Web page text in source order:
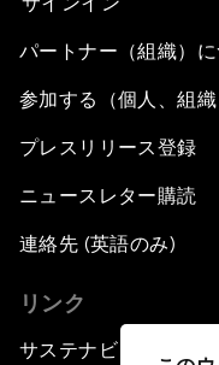
パートナー（組織）
参加する（個人、組織
プレスリリース登録
ニュースレター購読
連絡先 (英語のみ)
リンク
サステナビリティへの